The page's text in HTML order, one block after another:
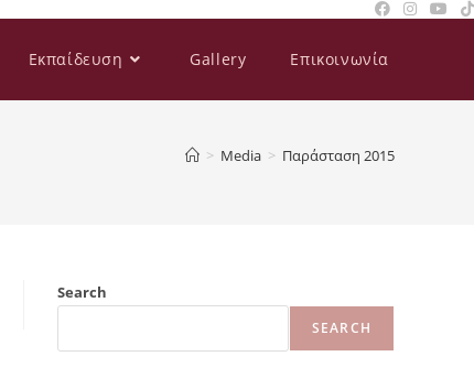
Εκπαίδευση Gallery Επικοινωνία
> Media > Παράσταση 2015
Search
SEARCH